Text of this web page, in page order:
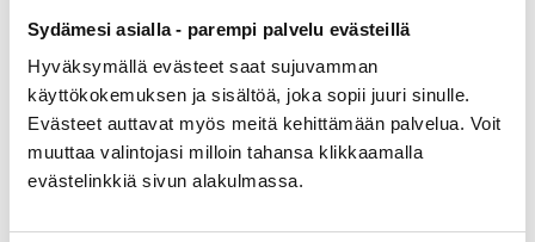
Sydämesi asialla - parempi palvelu evästeillä
Hyväksymällä evästeet saat sujuvamman
käyttökokemuksen ja sisältöä, joka sopii juuri sinulle.
Evästeet auttavat myös meitä kehittämään palvelua. Voit
muuttaa valintojasi milloin tahansa klikkaamalla
evästelinkkiä sivun alakulmassa.
Tietoa sydänsairauksista helposti